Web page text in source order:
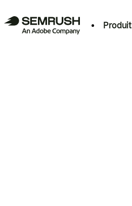
Produit